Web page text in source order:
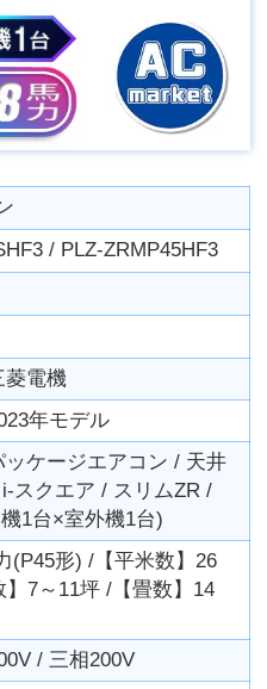
/ PLZ-ZRMP45HF3
菱電機
年モデル
ッケージエアコン / 天井
スクエア / スリムZR /
1台×室外機1台)
(P45形) /【平米数】26
】7～11坪 /【畳数】14
/ 三相200V